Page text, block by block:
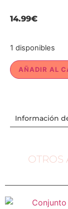
14.99€
1 disponibles
AÑADIR AL
Información
OTROS